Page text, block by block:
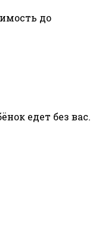
до
едет без вас.